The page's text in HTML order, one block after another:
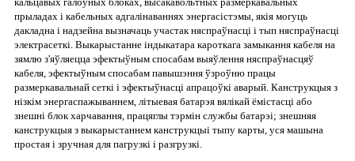
прыладах і кабельных адгалінаваннях энергасістэмы, якія могуць
дакладна і надзейна вызначаць участак няспраўнасці і тып няспраўнасці
электрасеткі. Выкарыстанне індыкатара кароткага замыкання кабеля на
зямлю з'яўляецца эфектыўным спосабам выяўлення няспраўнасцяў
кабеля, эфектыўным спосабам павышэння ўзроўню працы
размеркавальнай сеткі і эфектыўнасці апрацоўкі аварый. Канструкцыя з
нізкім энергаспажываннем, літыевая батарэя вялікай ёмістасці або
знешні блок харчавання, працяглы тэрмін службы батарэі; знешняя
канструкцыя з выкарыстаннем канструкцыі тыпу карты, уся машына
простая і зручная для пагрузкі і разгрузкі.